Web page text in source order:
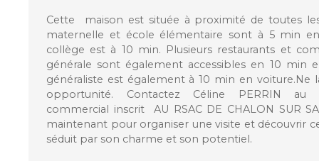
Cette maison est située à proximité de toutes
maternelle et école élémentaire sont à 5 min
collège est à 10 min. Plusieurs restaurants et
générale sont également accessibles en 10 min
généraliste est également à 10 min en voiture.Ne
opportunité. Contactez Céline PERRIN au
commercial inscrit AU RSAC DE CHALON SUR
maintenant pour organiser une visite et découvrir
séduit par son charme et son potentiel.